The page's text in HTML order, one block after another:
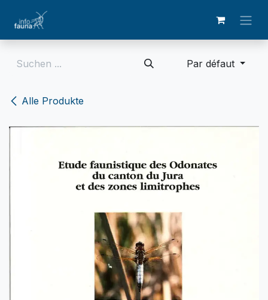
Alle Produkte
Par défaut